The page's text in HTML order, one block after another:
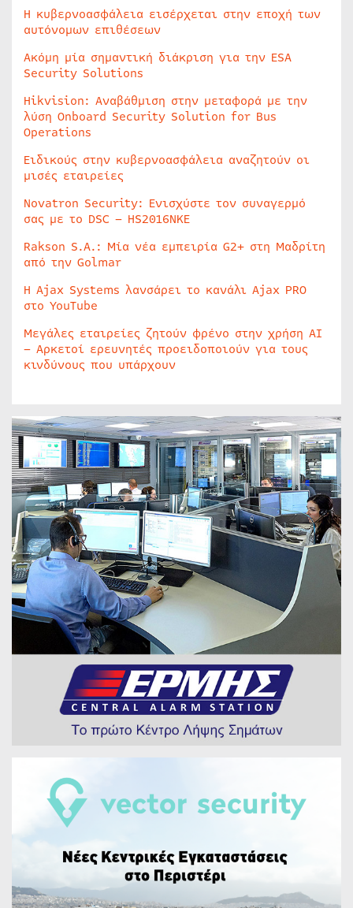
Η κυβερνοασφάλεια εισέρχεται στην εποχή των
αυτόνομων επιθέσεων
Ακόμη μία σημαντική διάκριση για την ESA
Security Solutions
Hikvision: Αναβάθμιση στην μεταφορά με την
λύση Onboard Security Solution for Bus
Operations
Ειδικούς στην κυβερνοασφάλεια αναζητούν οι
μισές εταιρείες
Novatron Security: Ενισχύστε τον συναγερμό
σας με το DSC – HS2016NKE
Rakson S.A.: Μία νέα εμπειρία G2+ στη Μαδρίτη
από την Golmar
Η Ajax Systems λανσάρει το κανάλι Ajax PRO
στο YouTube
Μεγάλες εταιρείες ζητούν φρένο στην χρήση AI
– Αρκετοί ερευνητές προειδοποιούν για τους
κινδύνους που υπάρχουν